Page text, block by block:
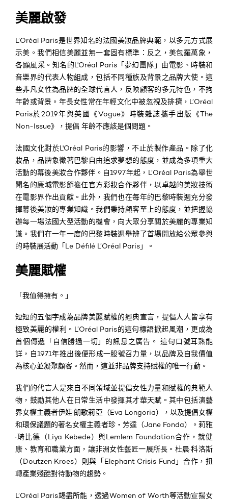
美麗啟發
L’Oréal Paris是世界知名的法國美妝品牌典範， 以多元方式展
示美。我們相信美麗並無一套固有標準：反之，美包羅萬象，
各顯風采。知名的L'Oréal Paris「夢幻團隊」由電影、時裝和
音樂界的代表人物組成，包括不同種族及背景之品牌大使。這
些非凡女性為品牌的全球代言人，反映顧客的多元特色，不拘
年齡或背景。年長女性常在年輕文化中被忽視及排擠， L’Oréal
Paris於2019年與英國《Vogue》時裝雜誌攜手出版《The
Non-Issue》， 提倡 年齡不應該是個問題。
法國文化對於L'Oréal Paris的影響，不止於製作產品。除了化
妝品， 品牌象徵著巴黎自由追求夢想的態度，並成為多項重大
活動的幕後美妝合作夥伴。自1997年起，L’Oréal Paris為舉世
聞名的康城電影節擔任官方彩妝合作夥伴，以卓越的美妝技術
在電影界作出貢獻。此外，我們也在每年的巴黎時裝週充分發
揮幕後美妝的專業知識。我們秉持顧客至上的態度，並把握協
辦每一場法國大型活動的機會，向大眾分享關於美麗的專業知
識。我們在一年一度的巴黎時裝週舉辨了首場開放給公眾參與
的時裝展活動「Le Défilé L’Oréal Paris」。
美麗賦權
「我值得擁有。」
短短的五個字成為品牌美麗賦權的經典宣言，提倡人人皆享有
極致美麗的權利。 L’Oréal Paris的這句標語掀起風潮，更成為
首個傳遞「自信勝過一切」的訊息之廣告。
這句口號耳熟能
詳，自1971年推出後便形成一股號召力量，以品牌及自我價值
為核心並凝聚顧客。然而，這並非品牌支持賦權的唯一行動。
我們的代言人是來自不同領域並提倡女性力量和賦權的典範人
物，鼓勵其他人在日常生活中發揮其才華天賦。其中包括演藝
界女權主義者伊娃·朗歌莉亞（Eva Longoria）， 以及提倡女權
和環保議題的著名女權主義者珍‧芳達（Jane Fonda）
。 莉雅
·琦比德（Liya Kebede）與Lemlem Foundation合作，就健
康、教育和職業方面， 讓非洲女性藝匠一展所長 。 杜晨·科洛斯
（Doutzen Kroes） 則與「 Elephant Crisis Fund」合作 ，扭
轉產業殘酷對待動物的趨勢。
L’Oréal Paris竭盡所能，透過Women of Worth等活動宣揚女